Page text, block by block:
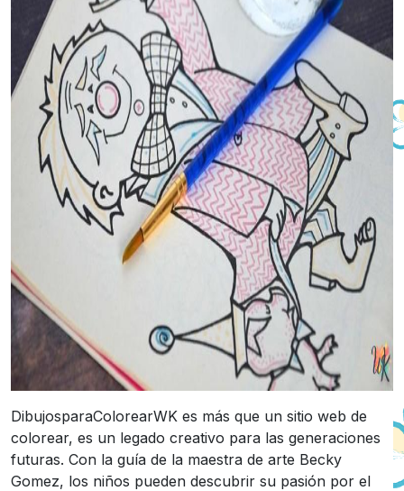
DibujosparaColorearWK es más que un sitio web de
colorear, es un legado creativo para las generaciones
futuras. Con la guía de la maestra de arte Becky
Gomez, los niños pueden descubrir su pasión por el